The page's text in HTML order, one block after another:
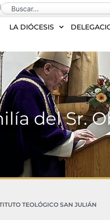
LA DIÓCESIS
del Sr.
TEOLÓGICO SAN JULIÁN